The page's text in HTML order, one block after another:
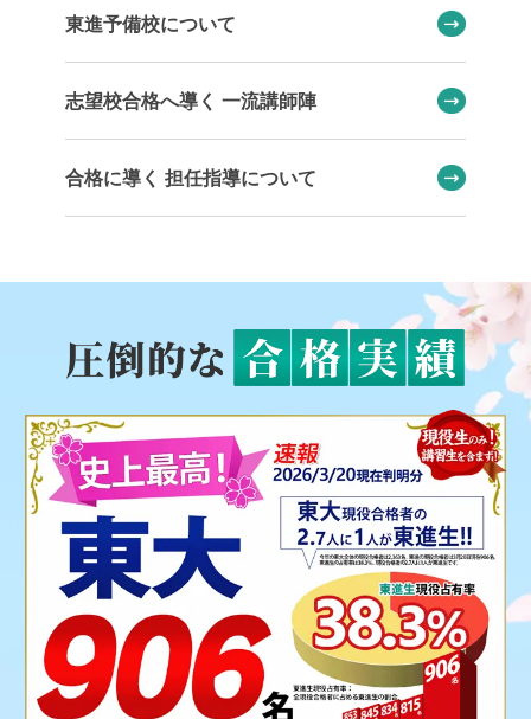
東進予備校について
志望校合格へ導く 一流講師陣
合格に導く 担任指導について